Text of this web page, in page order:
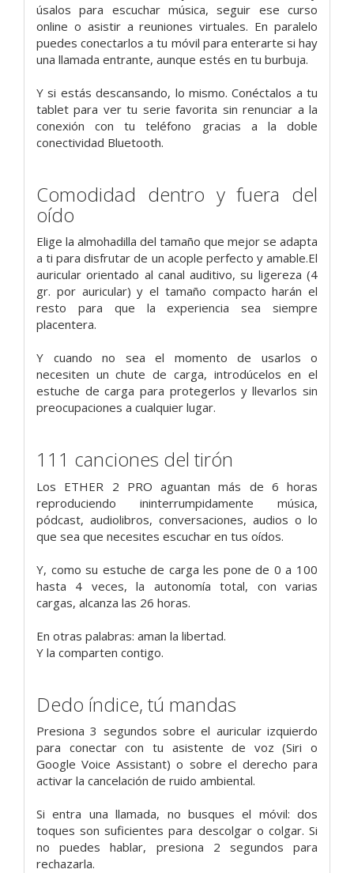
úsalos para escuchar música, seguir ese curso
online o asistir a reuniones virtuales. En paralelo
puedes conectarlos a tu móvil para enterarte si hay
una llamada entrante, aunque estés en tu burbuja.
Y si estás descansando, lo mismo. Conéctalos a tu
tablet para ver tu serie favorita sin renunciar a la
conexión con tu teléfono gracias a la doble
conectividad Bluetooth.
Comodidad dentro y fuera del
oído
Elige la almohadilla del tamaño que mejor se adapta
a ti para disfrutar de un acople perfecto y amable.El
auricular orientado al canal auditivo, su ligereza (4
gr. por auricular) y el tamaño compacto harán el
resto para que la experiencia sea siempre
placentera.
Y cuando no sea el momento de usarlos o
necesiten un chute de carga, introdúcelos en el
estuche de carga para protegerlos y llevarlos sin
preocupaciones a cualquier lugar.
111 canciones del tirón
Los ETHER 2 PRO aguantan más de 6 horas
reproduciendo ininterrumpidamente música,
pódcast, audiolibros, conversaciones, audios o lo
que sea que necesites escuchar en tus oídos.
Y, como su estuche de carga les pone de 0 a 100
hasta 4 veces, la autonomía total, con varias
cargas, alcanza las 26 horas.
En otras palabras: aman la libertad.
Y la comparten contigo.
Dedo índice, tú mandas
Presiona 3 segundos sobre el auricular izquierdo
para conectar con tu asistente de voz (Siri o
Google Voice Assistant) o sobre el derecho para
activar la cancelación de ruido ambiental.
Si entra una llamada, no busques el móvil: dos
toques son suficientes para descolgar o colgar. Si
no puedes hablar, presiona 2 segundos para
rechazarla.